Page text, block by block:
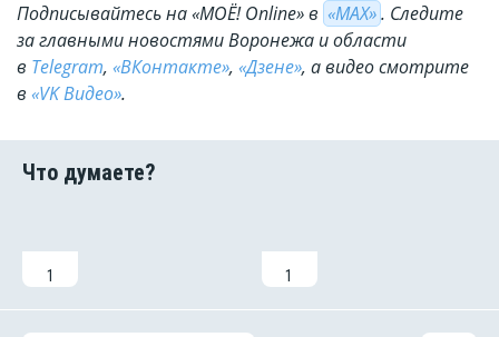
Подписывайтесь на «МОЁ! Online» в «МАХ». Cледите
за главными новостями Воронежа и области
в Telegram, «ВКонтакте», «Дзене», а видео смотрите
в «VK Видео».
1 1